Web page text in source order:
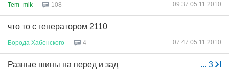
Tem_mik 108 09:37 05.11.2010
что то с генератором 2110
Борода Хабенского 4 07:47 05.11.2010
... 3
Разные шины на перед и зад